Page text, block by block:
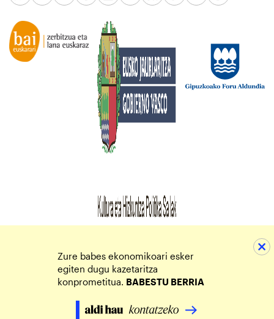
Zure babes ekonomikoari esker
egiten dugu kazetaritza
konprometitua. BABESTU BERRIA